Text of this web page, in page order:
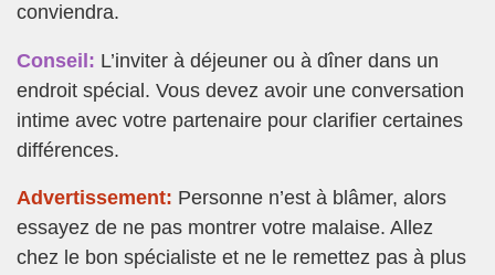
conviendra.
Conseil: L’inviter à déjeuner ou à dîner dans un
endroit spécial. Vous devez avoir une conversation
intime avec votre partenaire pour clarifier certaines
différences.
Advertissement: Personne n’est à blâmer, alors
essayez de ne pas montrer votre malaise. Allez
chez le bon spécialiste et ne le remettez pas à plus